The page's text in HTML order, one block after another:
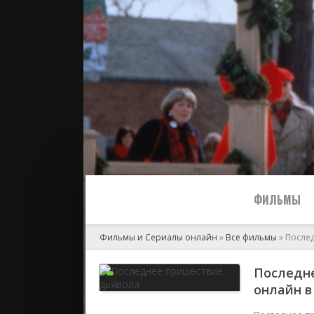
ФИЛЬМЫ
2024
Фильмы и Сериалы онлайн » Все фильмы »
онлайн